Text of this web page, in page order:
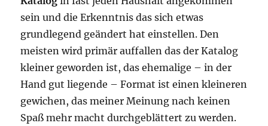
sein und die Erkenntnis das sich etwas
grundlegend geändert hat einstellen. Den
meisten wird primär auffallen das der Katalog
kleiner geworden ist, das ehemalige – in der
Hand gut liegende – Format ist einen kleineren
gewichen, das meiner Meinung nach keinen
Spaß mehr macht durchgeblättert zu werden.